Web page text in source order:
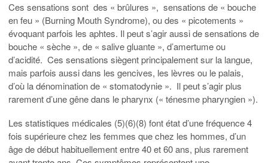
Ces sensations sont des « brûlures », sensations de « bouche
en feu » (Burning Mouth Syndrome), ou des « picotements »
évoquant parfois les aphtes. Il peut s’agir aussi de sensations de
bouche « sèche », de « salive gluante », d’amertume ou
d’acidité. Ces sensations siègent principalement sur la langue,
mais parfois aussi dans les gencives, les lèvres ou le palais,
d’où la dénomination de « stomatodynie ». Il peut s’agir plus
rarement d’une gêne dans le pharynx (« ténesme pharyngien »).
Les statistiques médicales (5)(6)(8) font état d’une fréquence 4
fois supérieure chez les femmes que chez les hommes, d’un
âge de début habituellement entre 40 et 60 ans, plus rarement